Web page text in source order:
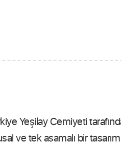
Yeşilay Cemiyeti
ve tek aşamalı bir tasarım